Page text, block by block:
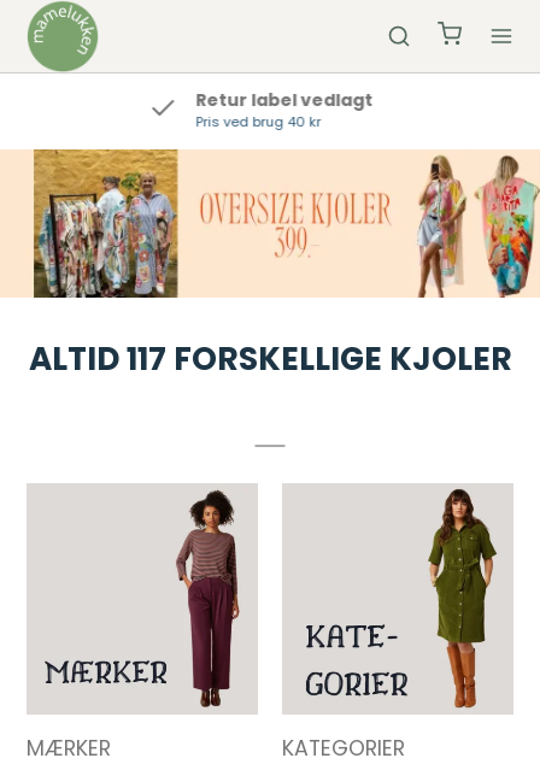
Hurtig Levering
Bestil inden kl 12 og vi sender samme dag
ALTID 117 FORSKELLIGE KJOLER
MÆRKER KATEGORIER